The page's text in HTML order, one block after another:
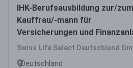
IHK-Berufsausbildung zur/zum
Kauffrau/-mann für
Versicherungen und
(m/w/d)
Swiss Life Select Deutschland
Deutschland